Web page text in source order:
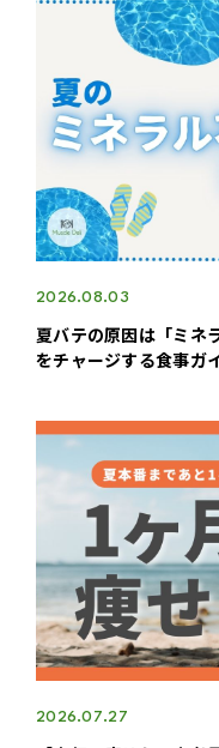
2026.08.03
夏バテの原因は「ミネ
をチャージする食事ガ
2026.07.27